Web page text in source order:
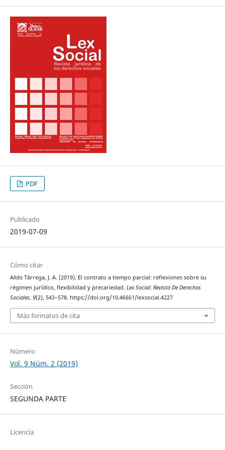
PDF
Publicado
2019-07-09
Cómo citar
Altés Tárrega, J. A. (2019). El contrato a tiempo parcial: reflexiones sobre su
régimen jurídico, flexibilidad y precariedad. Lex Social: Revista De Derechos
Sociales, 9(2), 543–578. https://doi.org/10.46661/lexsocial.4227
Más formatos de cita
Número
Vol. 9 Núm. 2 (2019)
Sección
SEGUNDA PARTE
Licencia